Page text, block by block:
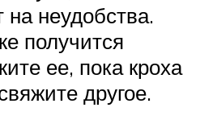
на неудобства.
получится
ее, пока кроха
другое.